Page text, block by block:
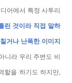
어에서 특정 사투리
린 것이라 직접 말하
거나 난폭한 이미지
니라 우리 주변도 비
할을 하기도 하지만,